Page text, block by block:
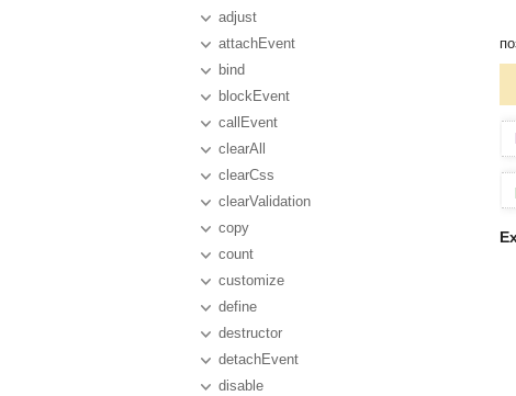
adjust
attachEvent
bind
blockEvent
callEvent
clearAll
clearCss
clearValidation
copy
count
customize
define
destructor
detachEvent
disable